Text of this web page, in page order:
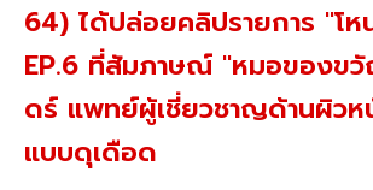
64) ได้ปล่อยคลิปรายการ "โห
EP.6 ที่สัมภาษณ์ "หมอของข
ดร์ แพทย์ผู้เชี่ยวชาญด้านผิว
แบบดุเดือด